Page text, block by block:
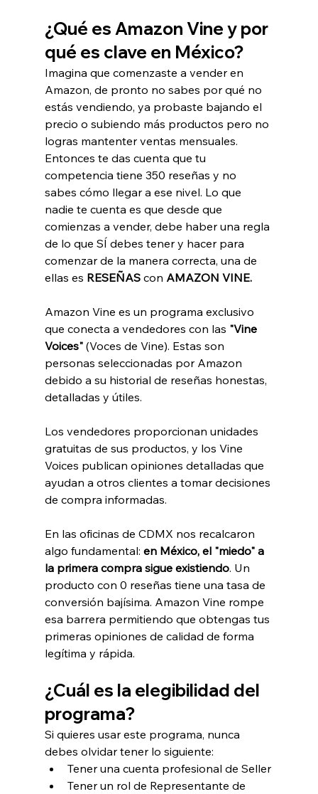
¿Qué es Amazon Vine y por
qué es clave en México?
Imagina que comenzaste a vender en
Amazon, de pronto no sabes por qué no
estás vendiendo, ya probaste bajando el
precio o subiendo más productos pero no
logras mantenter ventas mensuales.
Entonces te das cuenta que tu
competencia tiene 350 reseñas y no
sabes cómo llegar a ese nivel. Lo que
nadie te cuenta es que desde que
comienzas a vender, debe haber una regla
de lo que SÍ debes tener y hacer para
comenzar de la manera correcta, una de
ellas es RESEÑAS con AMAZON VINE.
Amazon Vine es un programa exclusivo
que conecta a vendedores con las "Vine
Voices" (Voces de Vine). Estas son
personas seleccionadas por Amazon
debido a su historial de reseñas honestas,
detalladas y útiles.
Los vendedores proporcionan unidades
gratuitas de sus productos, y los Vine
Voices publican opiniones detalladas que
ayudan a otros clientes a tomar decisiones
de compra informadas.
En las oficinas de CDMX nos recalcaron
algo fundamental: en México, el "miedo" a
la primera compra sigue existiendo. Un
producto con 0 reseñas tiene una tasa de
conversión bajísima. Amazon Vine rompe
esa barrera permitiendo que obtengas tus
primeras opiniones de calidad de forma
legítima y rápida.
¿Cuál es la elegibilidad del
programa?
Si quieres usar este programa, nunca
debes olvidar tener lo siguiente:
Tener una cuenta profesional de Seller
Tener un rol de Representante de